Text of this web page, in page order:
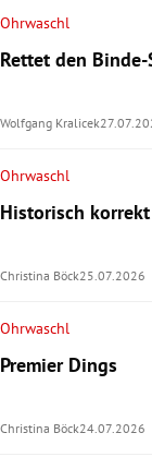
Ohrwaschl
Rettet den
Wolfgang Kralicek
Ohrwaschl
Historisch korrekt
Christina Böck25.07.2026
Ohrwaschl
Premier Dings
Christina Böck24.07.2026